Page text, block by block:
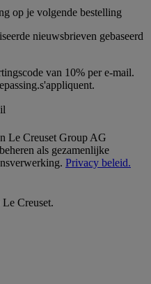
op je volgende bestelling
nieuwsbrieven gebaseerd
van 10% per e-mail.
Le Creuset Group AG
als gezamenlijke
Privacy beleid.
Creuset.